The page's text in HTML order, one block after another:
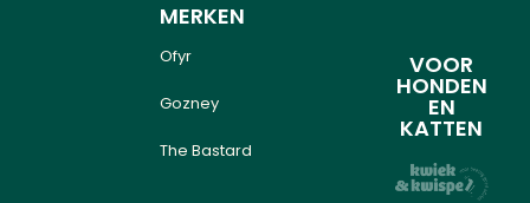
MERKEN
Ofyr
Gozney
The Bastard
VOOR
HONDEN
EN
KATTEN